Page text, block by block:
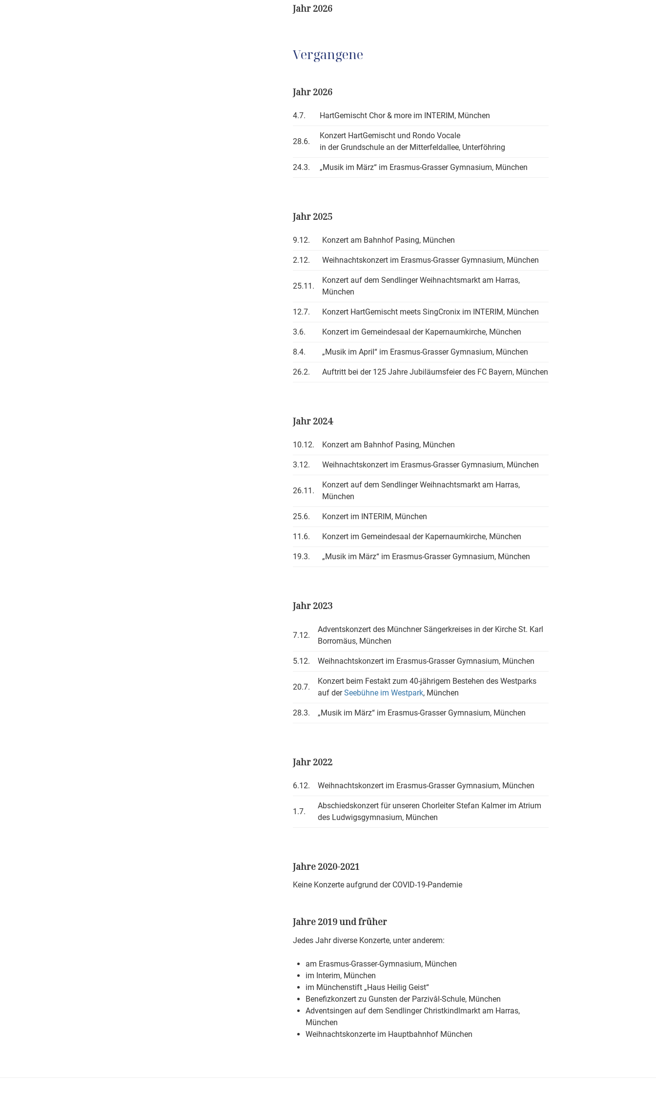
Jahr 2026
Vergangene
Jahr 2026
4.7. HartGemischt Chor & more im INTERIM, München
28.6.
Konzert HartGemischt und Rondo Vocale
in der Grundschule an der Mitterfeldallee, Unterföhring
24.3. „Musik im März“ im Erasmus-Grasser Gymnasium, München
Jahr 2025
9.12. Konzert am Bahnhof Pasing, München
2.12. Weihnachtskonzert im Erasmus-Grasser Gymnasium, München
25.11.
Konzert auf dem Sendlinger Weihnachtsmarkt am Harras,
München
12.7. Konzert HartGemischt meets SingCronix im INTERIM, München
3.6. Konzert im Gemeindesaal der Kapernaumkirche, München
8.4. „Musik im April“ im Erasmus-Grasser Gymnasium, München
26.2. Auftritt bei der 125 Jahre Jubiläumsfeier des FC Bayern, München
Jahr 2024
10.12. Konzert am Bahnhof Pasing, München
3.12. Weihnachtskonzert im Erasmus-Grasser Gymnasium, München
26.11.
Konzert auf dem Sendlinger Weihnachtsmarkt am Harras,
München
25.6. Konzert im INTERIM, München
11.6. Konzert im Gemeindesaal der Kapernaumkirche, München
19.3. „Musik im März“ im Erasmus-Grasser Gymnasium, München
Jahr 2023
7.12.
Adventskonzert des Münchner Sängerkreises in der Kirche St. Karl
Borromäus, München
5.12. Weihnachtskonzert im Erasmus-Grasser Gymnasium, München
20.7.
Konzert beim Festakt zum 40-jährigem Bestehen des Westparks
auf derSeebühne im Westpark, München
28.3. „Musik im März“ im Erasmus-Grasser Gymnasium, München
Jahr 2022
6.12. Weihnachtskonzert im Erasmus-Grasser Gymnasium, München
1.7.
Abschiedskonzert für unseren Chorleiter Stefan Kalmer im Atrium
des Ludwigsgymnasium, München
Jahre 2020-2021
Keine Konzerte aufgrund der COVID-19-Pandemie
Jahre 2019 und früher
Jedes Jahr diverse Konzerte, unter anderem:
am Erasmus-Grasser-Gymnasium, München
im Interim, München
im Münchenstift „Haus Heilig Geist“
Benefizkonzert zu Gunsten der Parzivâl-Schule, München
Adventsingen auf dem Sendlinger Christkindlmarkt am Harras,
München
Weihnachtskonzerte im Hauptbahnhof München